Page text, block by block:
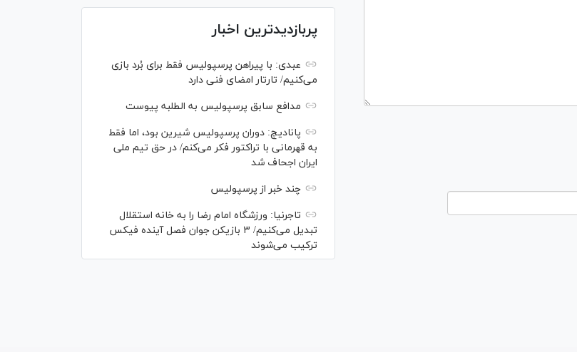
پربازدیدترین اخبار
عبدی: با پیراهن پرسپولیس فقط برای بُرد بازی
می‌کنیم/ تارتار امضای فنی دارد
مدافع سابق پرسپولیس به الطلبه پیوست
پانادیچ: دوران پرسپولیس شیرین بود، اما فقط
به قهرمانی با تراکتور فکر می‌کنم/ در حق تیم ملی
ایران اجحاف شد
چند خبر از پرسپولیس
تاجرنیا: ورزشگاه امام رضا را به خانه استقلال
تبدیل می‌کنیم/ ۳ بازیکن جوان فصل آینده فیکس
ترکیب می‌شوند